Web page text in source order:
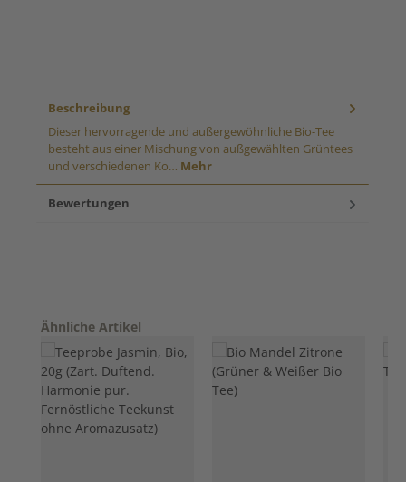
Beschreibung
Dieser hervorragende und außergewöhnliche Bio-Tee
besteht aus einer Mischung von außgewählten Grüntees
und verschiedenen Ko… Mehr
Bewertungen
Produktgalerie überspringen
Ähnliche Artikel